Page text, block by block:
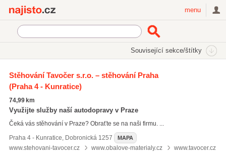
menu
Související sekce/štítky
stěhování domů(425)
stěhování bytů
stěhování kanceláří
(374)
Všechny související štítky
Stěhování Tavočer s.r.o. – stěhování Praha
(Praha 4 - Kunratice)
74,99 km
Využijte služby naší autodopravy v Praze
Čeká vás stěhování v Praze? Obraťte se na naši firmu. ...
Praha 4 - Kunratice, Dobronická 1257 MAPA
www.stehovani-tavocer.cz www.obalove-materialy.cz www.tavocer.cz